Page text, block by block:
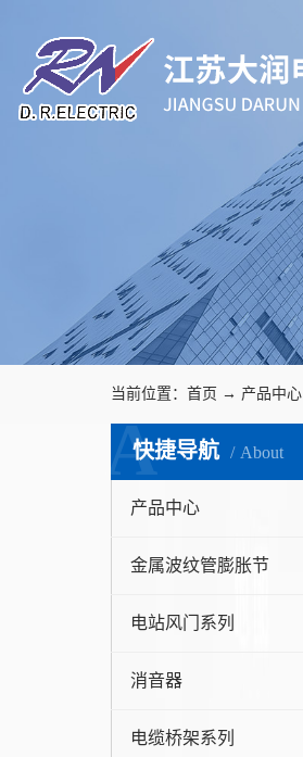
当前位置： 首页 → 产品中心
快捷导航 About
A
产品中心
金属波纹管膨胀节
电站风门系列
消音器
电缆桥架系列